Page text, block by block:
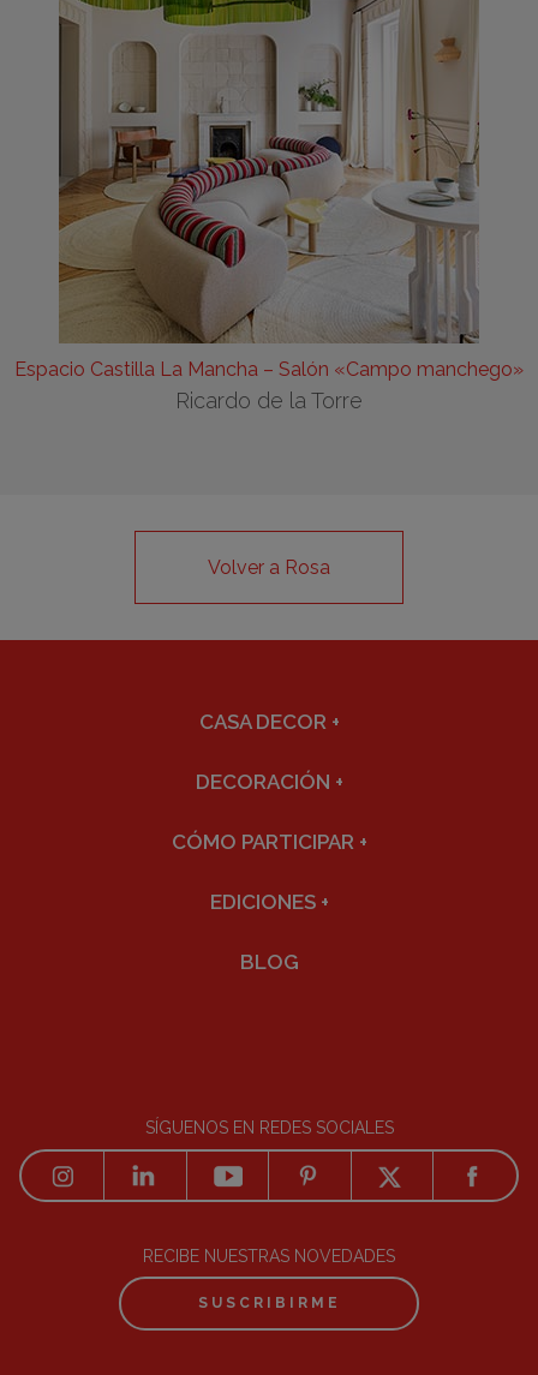
Espacio Castilla La Mancha – Salón «Campo manchego»
Ricardo de la Torre
Volver a Rosa
CASA DECOR +
DECORACIÓN +
CÓMO PARTICIPAR +
EDICIONES +
BLOG
SÍGUENOS EN REDES SOCIALES
RECIBE NUESTRAS NOVEDADES
SUSCRIBIRME